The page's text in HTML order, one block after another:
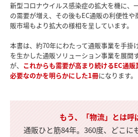
新型コロナウイルス感染症の拡大を機に、
の需要が増え、その後もEC通販の利便性や
販市場もより拡大の様相を呈しています。
本書は、約70年にわたって通販事業を手掛
を生かした通販ソリューション事業を展開
が、 これからも需要が高まり続けるEC通
必要なのかを明らかにした1冊になります。
もう、「物流」とは呼
通販ひと筋84年。360度、どこに